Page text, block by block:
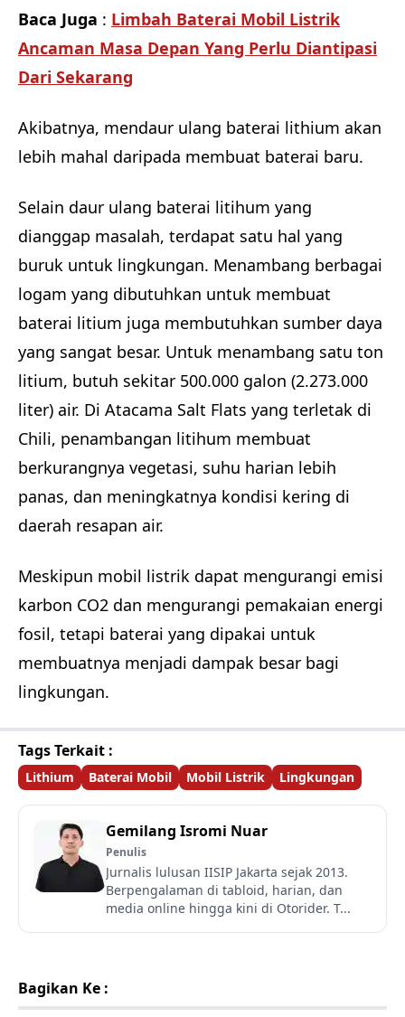
Baca Juga : Limbah Baterai Mobil Listrik
Ancaman Masa Depan Yang Perlu Diantipasi
Dari Sekarang
Akibatnya, mendaur ulang baterai lithium akan
lebih mahal daripada membuat baterai baru.
Selain daur ulang baterai litihum yang
dianggap masalah, terdapat satu hal yang
buruk untuk lingkungan. Menambang berbagai
logam yang dibutuhkan untuk membuat
baterai litium juga membutuhkan sumber daya
yang sangat besar. Untuk menambang satu ton
litium, butuh sekitar 500.000 galon (2.273.000
liter) air. Di Atacama Salt Flats yang terletak di
Chili, penambangan litihum membuat
berkurangnya vegetasi, suhu harian lebih
panas, dan meningkatnya kondisi kering di
daerah resapan air.
Meskipun mobil listrik dapat mengurangi emisi
karbon CO2 dan mengurangi pemakaian energi
fosil, tetapi baterai yang dipakai untuk
membuatnya menjadi dampak besar bagi
lingkungan.
Tags Terkait :
Lithium Baterai Mobil Mobil Listrik Lingkungan
Gemilang Isromi Nuar
Penulis
Jurnalis lulusan IISIP Jakarta sejak 2013.
Berpengalaman di tabloid, harian, dan
media online hingga kini di Otorider. T...
Bagikan Ke :